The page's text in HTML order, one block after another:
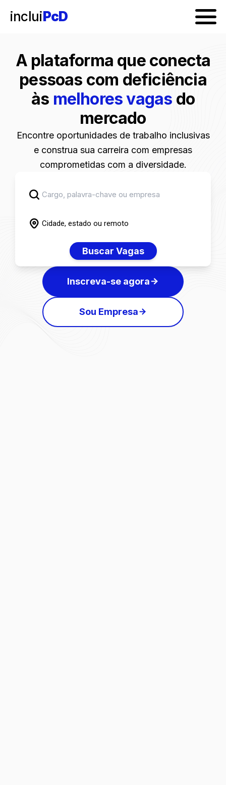
incluiPcD
A plataforma que conecta
pessoas com deficiência
às melhores vagas do
mercado
Encontre oportunidades de trabalho inclusivas
e construa sua carreira com empresas
comprometidas com a diversidade.
Cidade, estado ou remoto
Buscar Vagas
Inscreva-se agora
Sou Empresa